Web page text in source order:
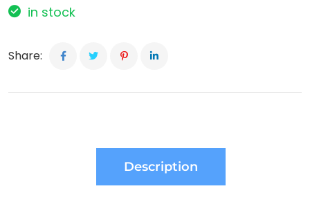
in stock
Share:
Description